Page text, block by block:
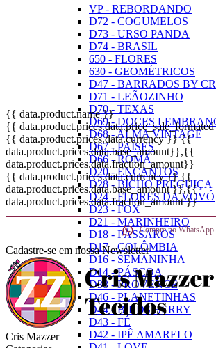
VP - REBORDANDO
D72 - COGUMELOS
D73 - URSO PANDA
D74 - BRASIL
650 - FLORES
630 - GEOMÉTRICOS
D47 - BARRADOS BY
D71 - LEÃOZINHO
D70 - TEXAS
D69 - DOCES
D68 - ALMA VINTAGE
D67 - PAÍSES
D66 - ROMÃ
D20 - ENCANTOS
D28 - BICHO PREGUIÇA
D24 - FLORES DA VOVÓ
D23 - FOX
D21 - MARINHEIRO
D18 - PÁSSAROS
D17 - COLÔMBIA
D16 - SEMANINHA
D14 - PÁSCOA
D38 - PROVENCE
D46 - PLANETINHAS
D44 - BIRDS BERRY
D43 - FÉ
D42 - IPÊ AMARELO
{{ data.product.name }}
{{
{{ data.product.prices.data.currency }} {{
data.product.prices.data.base_amount}},{{
data.product.prices.data.fraction_amount}}
{{ data.product.prices.data.currency }} {{
data.product.prices.data.base_amount }},{{
data.product.prices.data.fraction_amount }}
Compre no WhatsApp
Cadastre-se em nossa Newsletter
Cris Mazzer